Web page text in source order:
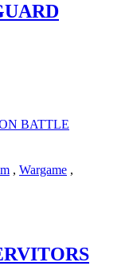
, Wargame ,